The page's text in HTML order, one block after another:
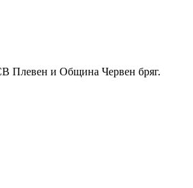
Плевен и Община Червен бряг.